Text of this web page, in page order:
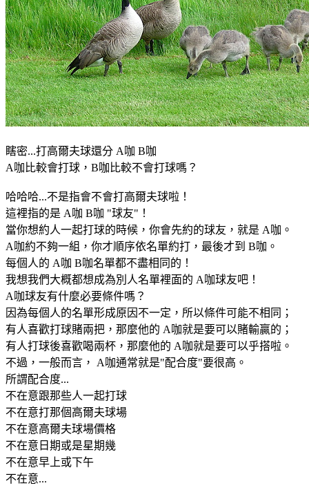
瞎密...打高爾夫球還分 A咖 B咖
A咖比較會打球，B咖比較不會打球嗎？
哈哈哈...不是指會不會打高爾夫球啦！
這裡指的是 A咖 B咖 "球友"！
當你想約人一起打球的時候，你會先約的球友，就是 A咖。
A咖約不夠一組，你才順序依名單約打，最後才到 B咖。
每個人的 A咖 B咖名單都不盡相同的！
我想我們大概都想成為別人名單裡面的 A咖球友吧！
A咖球友有什麼必要條件嗎？
因為每個人的名單形成原因不一定，所以條件可能不相同；
有人喜歡打球賭兩把，那麼他的 A咖就是要可以賭輸贏的；
有人打球後喜歡喝兩杯，那麼他的 A咖就是要可以乎搭啦。
不過，一般而言， A咖通常就是"配合度"要很高。
所謂配合度...
不在意跟那些人一起打球
不在意打那個高爾夫球場
不在意高爾夫球場價格
不在意日期或是星期幾
不在意早上或下午
不在意...